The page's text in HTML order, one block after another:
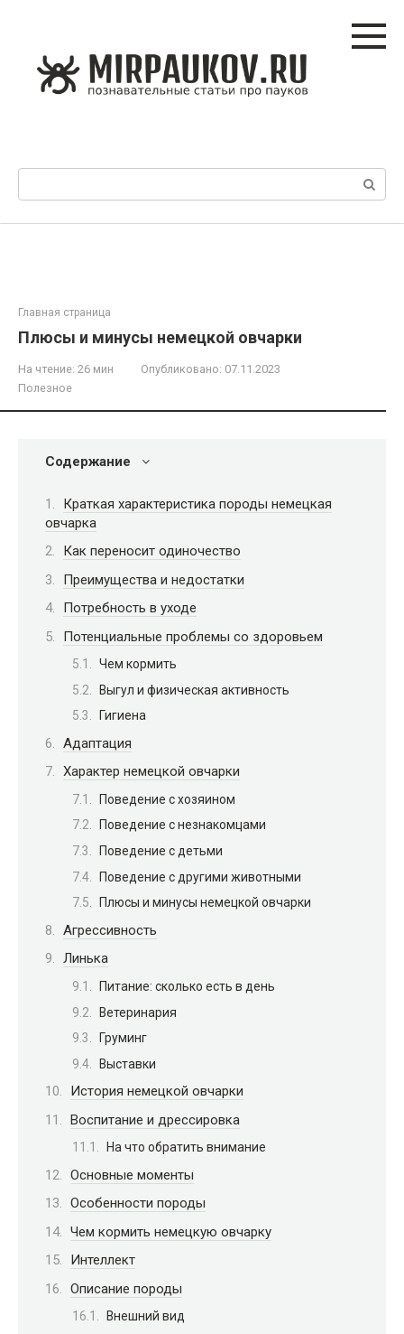
Главная страница
Плюсы и минусы немецкой овчарки
На чтение: 26 мин Опубликовано: 07.11.2023
Полезное
Содержание
Краткая характеристика породы немецкая
овчарка
Как переносит одиночество
Преимущества и недостатки
Потребность в уходе
Потенциальные проблемы со здоровьем
Чем кормить
Выгул и физическая активность
Гигиена
Адаптация
Характер немецкой овчарки
Поведение с хозяином
Поведение с незнакомцами
Поведение с детьми
Поведение с другими животными
Плюсы и минусы немецкой овчарки
Агрессивность
Линька
Питание: сколько есть в день
Ветеринария
Груминг
Выставки
История немецкой овчарки
Воспитание и дрессировка
На что обратить внимание
Основные моменты
Особенности породы
Чем кормить немецкую овчарку
Интеллект
Описание породы
Внешний вид